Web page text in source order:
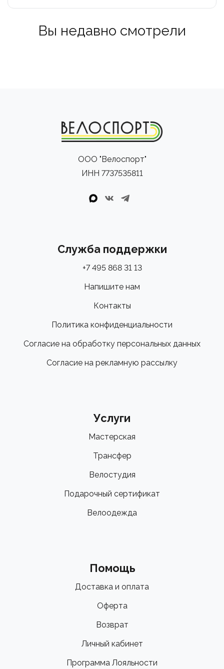
Вы недавно смотрели
ООО "Велоспорт"
ИНН 7737535811
Служба поддержки
+7 495 868 31 13
Напишите нам
Контакты
Политика конфиденциальности
Согласие на обработку персональных данных
Согласие на рекламную рассылку
Услуги
Мастерская
Трансфер
Велостудия
Подарочный сертификат
Велоодежда
Помощь
Доставка и оплата
Оферта
Возврат
Личный кабинет
Программа Лояльности